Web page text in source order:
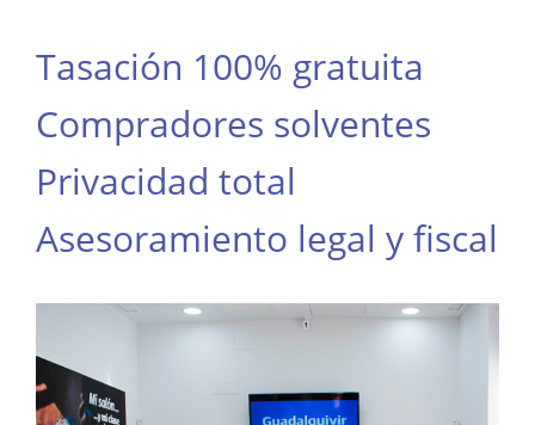
Tasación 100% gratuita
Compradores solventes
Privacidad total
Asesoramiento legal y fiscal